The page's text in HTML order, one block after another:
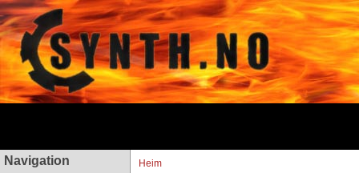
Navigation Heim